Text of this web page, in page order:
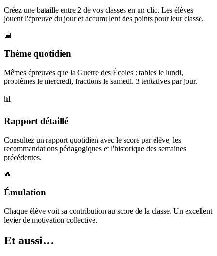
Créez une bataille entre 2 de vos classes en un clic. Les élèves
jouent l'épreuve du jour et accumulent des points pour leur classe.
📅
Thème quotidien
Mêmes épreuves que la Guerre des Écoles : tables le lundi,
problèmes le mercredi, fractions le samedi. 3 tentatives par jour.
📊
Rapport détaillé
Consultez un rapport quotidien avec le score par élève, les
recommandations pédagogiques et l'historique des semaines
précédentes.
🔥
Émulation
Chaque élève voit sa contribution au score de la classe. Un excellent
levier de motivation collective.
Et aussi…